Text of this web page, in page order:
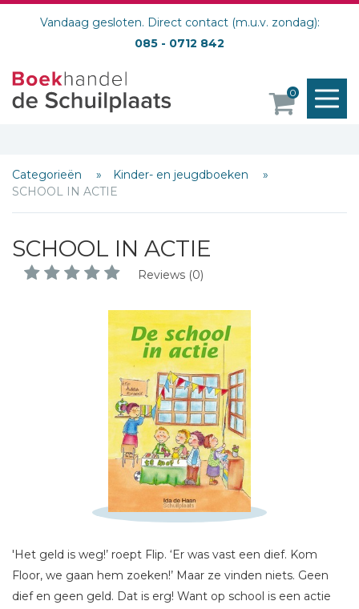
Vandaag gesloten. Direct contact (m.u.v. zondag):
085 - 0712 842
0
Categorieën
Kinder- en jeugdboeken
SCHOOL IN ACTIE
SCHOOL IN ACTIE
Reviews (0)
'Het geld is weg!’ roept Flip. ‘Er was vast een dief. Kom
Floor, we gaan hem zoeken!’ Maar ze vinden niets. Geen
dief en geen geld. Dat is erg! Want op school is een actie
Schrijf hieronder je review!
Bericht *